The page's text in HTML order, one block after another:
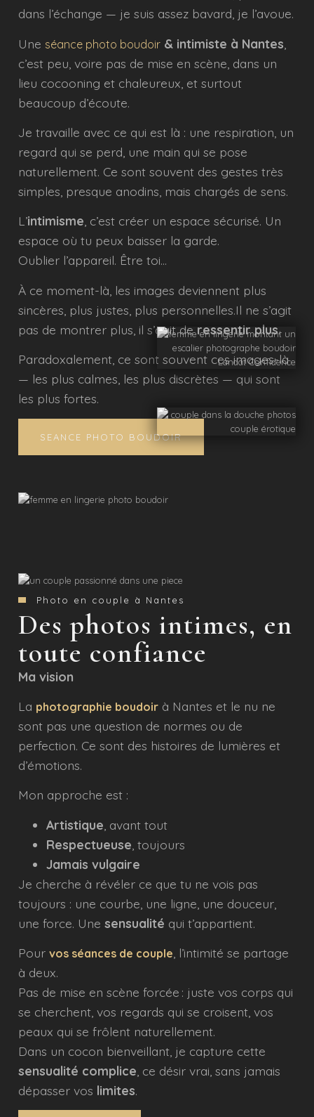
dans l’échange — je suis assez bavard, je l’avoue.
Une séance photo boudoir& intimiste à Nantes
c’est peu, voire pas de mise en scène, dans un
lieu cocooning et chaleureux, et surtout
beaucoup d’écoute.
Je travaille avec ce qui est là : une respiration, un
regard qui se perd, une main qui se pose
naturellement. Ce sont souvent des gestes très
simples, presque anodins, mais chargés de sens.
L’intimisme , c’est créer un espace sécurisé. Un
espace où tu peux baisser la garde.
Oublier l’appareil. Être toi…
À ce moment-là, les images deviennent plus
sincères, plus justes, plus personnelles.Il ne s’agit
pas de montrer plus, il s’agit deressentir plus.
Paradoxalement, ce sont souvent ces images-là
— les plus calmes, les plus discrètes — qui sont
les plus fortes.
SEANCE PHOTO BOUDOIR
Photo en couple à Nantes
Des photos intimes, en
toute confiance
Ma vision
La photographie boudoirà Nantes et le nu ne
sont pas une question de normes ou de
perfection. Ce sont des histoires de lumières et
d’émotions.
Mon approche est :
Artistique , avant tout
Respectueuse , toujours
Jamais vulgaire
Je cherche à révéler ce que tu ne vois pas
toujours : une courbe, une ligne, une douceur,
une force. Une sensualité qui t’appartient.
Pour vos séances de couple , l’intimité se partage
à deux.
Pas de mise en scène forcée : juste vos corps qui
se cherchent, vos regards qui se croisent, vos
peaux qui se frôlent naturellement.
Dans un cocon bienveillant, je capture cette
sensualité complice , ce désir vrai, sans jamais
dépasser vos limites.